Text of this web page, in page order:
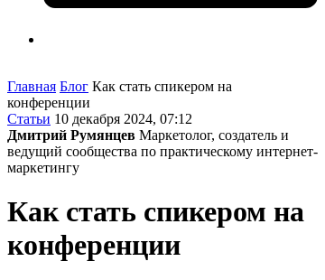
Главная Блог Как стать спикером на
конференции
Статьи 10 декабря 2024, 07:12
Дмитрий Румянцев Маркетолог, создатель и
ведущий сообщества по практическому интернет-
маркетингу
Как стать спикером на
конференции